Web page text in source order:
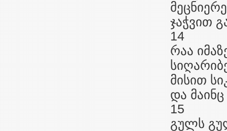
ჯაჭვით
14
რაა
მისით
და
15
გულს